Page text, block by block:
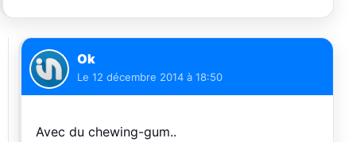
Ok
Le 12 décembre 2014 à 18:50
Avec du chewing-gum..